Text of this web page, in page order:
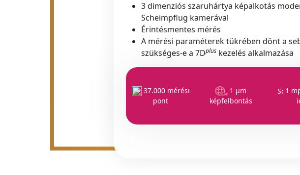
3 dimenziós szaruhártya képalkotás
Scheimpflug kamerával
Érintésmentes mérés
A mérési paraméterek tükrében dönt a
szükséges-e a 7Dpluskezelés alkalmazása
37.000 mérési
pont
1 µm
képfelbontás
1